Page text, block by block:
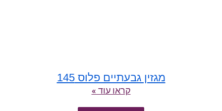
מגזין גבעתיים פלוס 145
קראו עוד »